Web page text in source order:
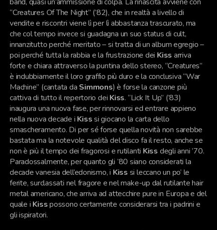
“Creatures Of The Night” (’82), che in realtà a livello di
vendite e riscontri viene lì per lì abbastanza trascurato, ma
che col tempo invece si guadagna un suo status di cult,
innanzitutto perché meritato – si tratta di un album egregio –
poi perché tutta la rabbia e la frustrazione dei Kiss arriva
forte e chiara attraverso la puntina dello stereo, “Creatures”
è indubbiamente il loro graffio più duro e la conclusiva “War
Machine” (cantata da Simmons) è forse la canzone più
cattiva di tutto il repertorio dei Kiss. “Lick It Up” (’83)
inaugura una nuova fase, per rinnovarsi ed entrare appieno
nella nuova decade i Kisssi giocano la carta dello
smascheramento. Di per sé forse quella novità non sarebbe
bastata ma la notevole qualità del disco fa il resto, anche se
non è più il tempo dei fragorosi e rutilanti Kiss degli anni ’70.
Paradossalmente, per quanto gli ’80 siano considerati la
decade vanesia dell’edonismo, i Kiss si leccano un po’ le
ferite, surclassati nel fragore e nel make-up dal rutilante hair
metal americano, che arriva ad attecchire pure in Europa e del
quale i Kisspossono certamente considerarsi tra i padrini e
gli ispiratori.